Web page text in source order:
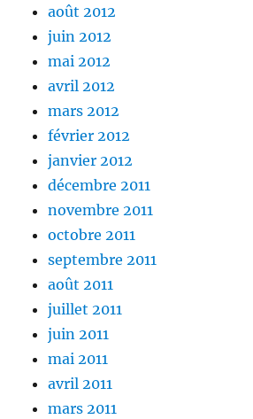
août 2012
juin 2012
mai 2012
avril 2012
mars 2012
février 2012
janvier 2012
décembre 2011
novembre 2011
octobre 2011
septembre 2011
août 2011
juillet 2011
juin 2011
mai 2011
avril 2011
mars 2011